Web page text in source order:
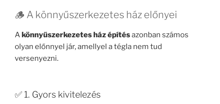
🪵 A könnyűszerkezetes ház előnyei
Akönnyűszerkezetes ház építésazonban számos
olyan előnnyel jár, amellyel a tégla nem tud
versenyezni.
✅ 1. Gyors kivitelezés